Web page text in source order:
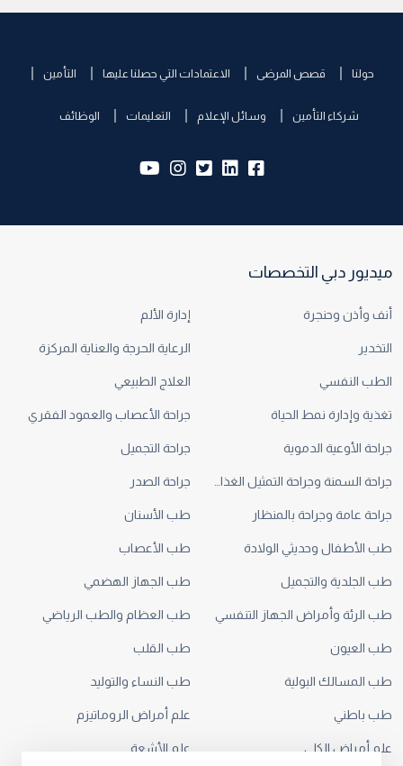
حولنا قصص المرضى الاعتمادات التي حصلنا عليها التأمين
شركاء التأمين وسائل الإعلام التعليمات الوظائف
fb:
lk:
tw:
insta:
yb:
ميديور دبي التخصصات
أنف وأذن وحنجرة إدارة الألم
التخدير الرعاية الحرجة والعناية المركزة
الطب النفسي العلاج الطبيعي
تغذية وإدارة نمط الحياة جراحة الأعصاب والعمود الفقري
جراحة الأوعية الدموية جراحة التجميل
جراحة السمنة وجراحة التمثيل الغذائي جراحة الصدر
جراحة عامة وجراحة بالمنظار طب الأسنان
طب الأطفال وحديثي الولادة طب الأعصاب
طب الجلدية والتجميل طب الجهاز الهضمي
طب الرئة وأمراض الجهاز التنفسي طب العظام والطب الرياضي
طب العيون طب القلب
طب المسالك البولية طب النساء والتوليد
طب باطني علم أمراض الروماتيزم
علم أمراض الكلى علم الأشعة